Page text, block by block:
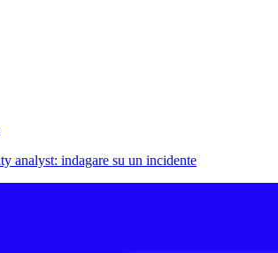
analyst: indagare su un incidente